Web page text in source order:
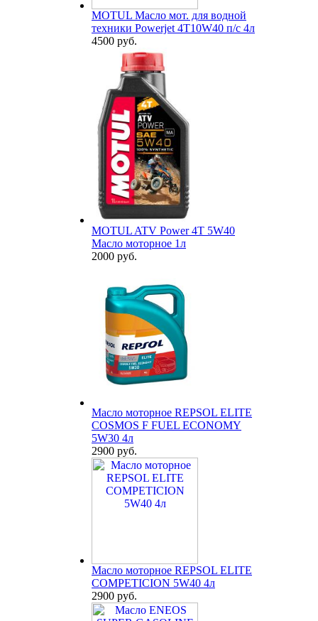
MOTUL Масло мот. для водной
техники Powerjet 4T10W40 п/с 4л
4500 руб.
MOTUL ATV Power 4T 5W40
Масло моторное 1л
2000 руб.
Масло моторное REPSOL ELITE
COSMOS F FUEL ECONOMY
5W30 4л
2900 руб.
Масло моторное REPSOL ELITE
COMPETICION 5W40 4л
2900 руб.